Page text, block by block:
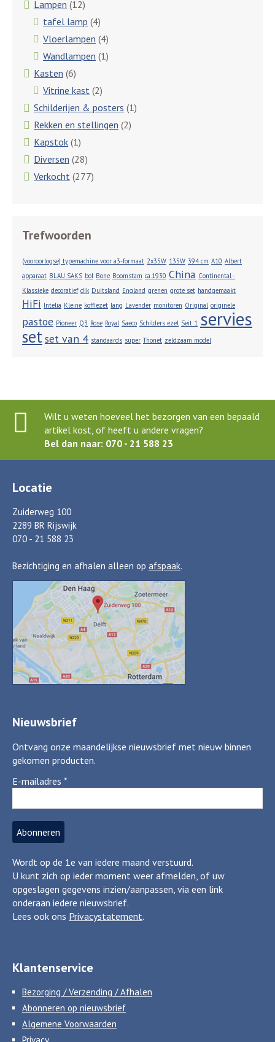
Lampen (12)
tafel lamp (4)
Vloerlampen (4)
Wandlampen (1)
Kasten (6)
Vitrine kast (2)
Schilderijen & posters (1)
Rekken en stellingen (2)
Kapstok (1)
Diversen (28)
Verkocht (277)
Trefwoorden
(vooroorlogse) typemachine voor a3-formaat 2x35W 135W 394 cm A10 Albert
apparaat BLAU SAKS bol Bone Boomstam ca.1930 China Continental -
Klassieke decoratief dik Duitsland England grenen grote set handgemaakt
HiFi Intelia Kleine koffiezet lang Lavender monitoren Original originele
pastoe Pioneer Q3 Rose Royal Saeco Schilders ezel Seit 1 servies
setset van 4 standaards super Thonet zeldzaam model
Wilt u weten hoeveel het bezorgen van een bepaald
artikel kost, of heeft u andere vragen?
Bel dan naar: 070 - 21 588 23
Locatie
Zuiderweg 100
2289 BR Rijswijk
070 - 21 588 23
Bezichtiging en afhalen alleen op afspaak.
Nieuwsbrief
Ontvang onze maandelijkse nieuwsbrief met nieuw binnen
gekomen producten.
E-mailadres *
Wordt op de 1e van iedere maand verstuurd.
U kunt zich op ieder moment weer afmelden, of uw
opgeslagen gegevens inzien/aanpassen, via een link
onderaan iedere nieuwsbrief.
Lees ook ons Privacystatement.
Klantenservice
Bezorging / Verzending / Afhalen
Abonneren op nieuwsbrief
Algemene Voorwaarden